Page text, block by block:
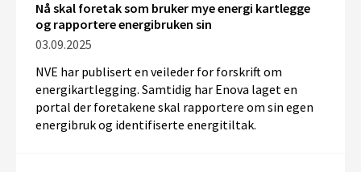
Nå skal foretak som bruker mye energi kartlegge
og rapportere energibruken sin
03.09.2025
NVE har publisert en veileder for forskrift om
energikartlegging. Samtidig har Enova laget en
portal der foretakene skal rapportere om sin egen
energibruk og identifiserte energitiltak.